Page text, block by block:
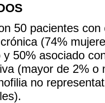
50 pacientes
(74%
y 50% asociado
(mayor de 2%
no